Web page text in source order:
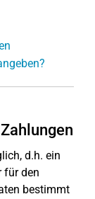
d.h. ein
für den
bestimmt